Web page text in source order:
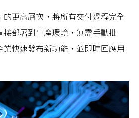
更高層次，將所有交付過程完全
部署到生產環境，無需手動批
快速發布新功能，並即時回應用